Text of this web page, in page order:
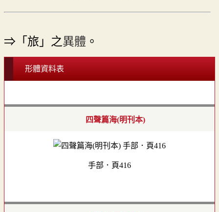
⇒「旅」之異體 。
形體資料表
四聲篇海(明刊本)
手部．頁416